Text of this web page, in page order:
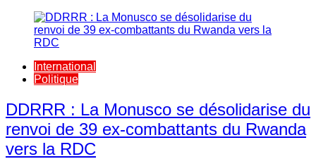
International
Politique
DDRRR : La Monusco se désolidarise du
renvoi de 39 ex-combattants du Rwanda
vers la RDC